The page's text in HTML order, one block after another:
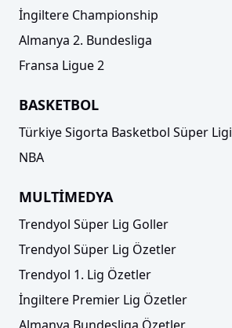
İngiltere Championship
Almanya 2. Bundesliga
Fransa Ligue 2
BASKETBOL
Türkiye Sigorta Basketbol Süper Ligi
NBA
MULTİMEDYA
Trendyol Süper Lig Goller
Trendyol Süper Lig Özetler
Trendyol 1. Lig Özetler
İngiltere Premier Lig Özetler